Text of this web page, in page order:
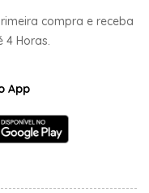
compra e receba
4 Horas.
App